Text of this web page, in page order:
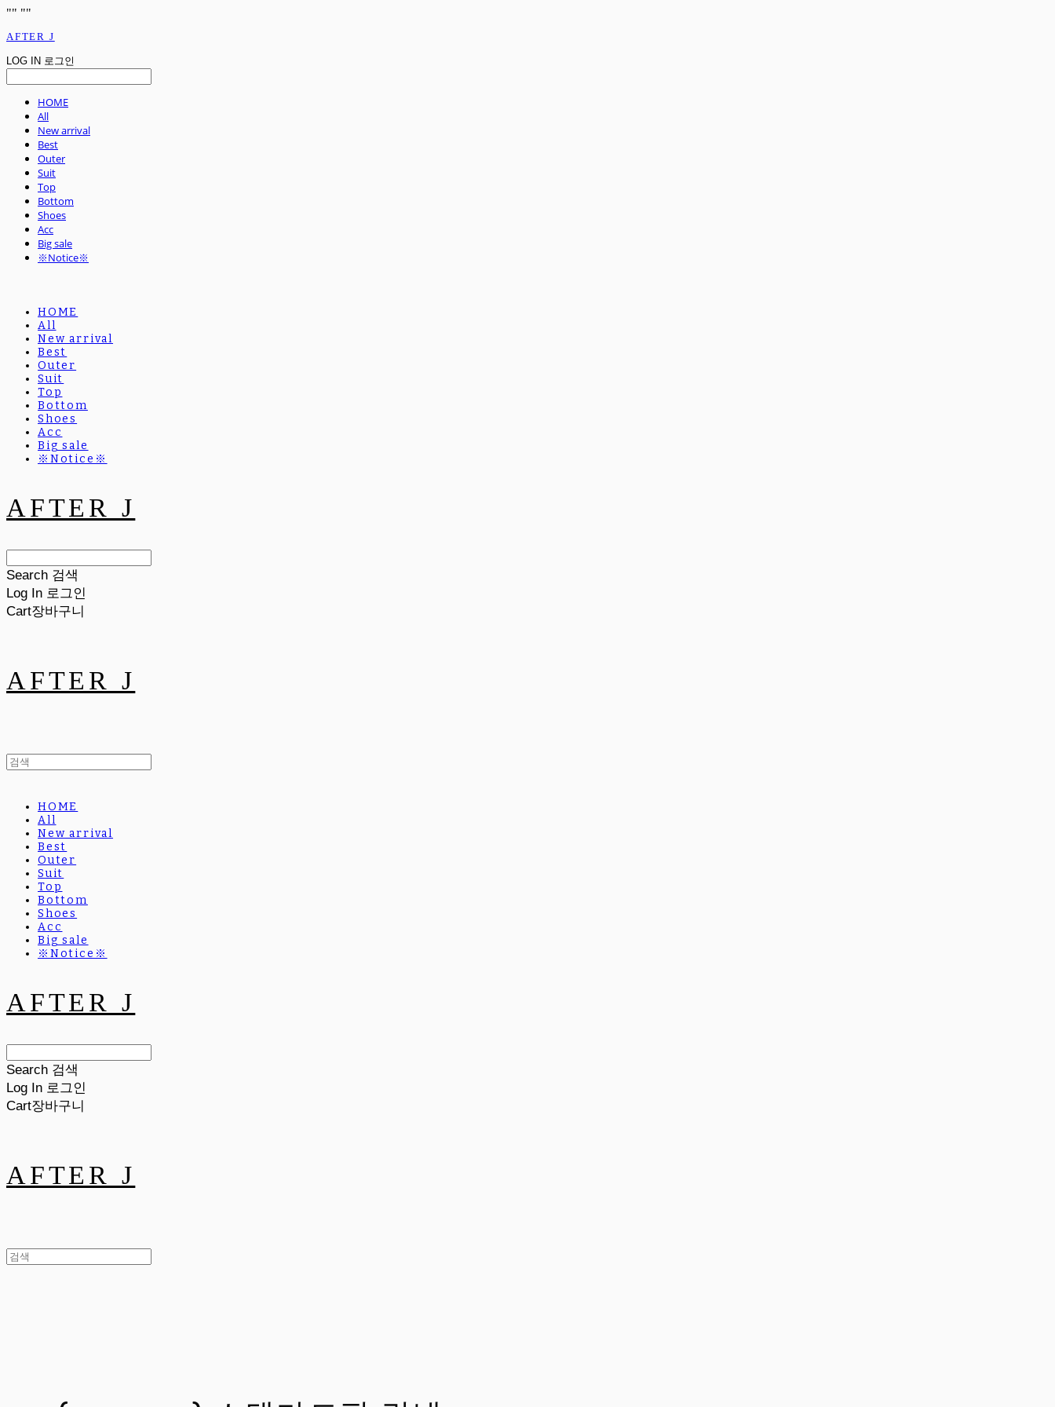
"" ""
AFTER J
LOG IN 로그인
HOME
All
New arrival
Best
Outer
Suit
Top
Bottom
Shoes
Acc
Big sale
※Notice※
HOME
All
New arrival
Best
Outer
Suit
Top
Bottom
Shoes
Acc
Big sale
※Notice※
AFTER J
Search 검색
Log In 로그인
Cart장바구니
AFTER J
HOME
All
New arrival
Best
Outer
Suit
Top
Bottom
Shoes
Acc
Big sale
※Notice※
AFTER J
Search 검색
Log In 로그인
Cart장바구니
AFTER J